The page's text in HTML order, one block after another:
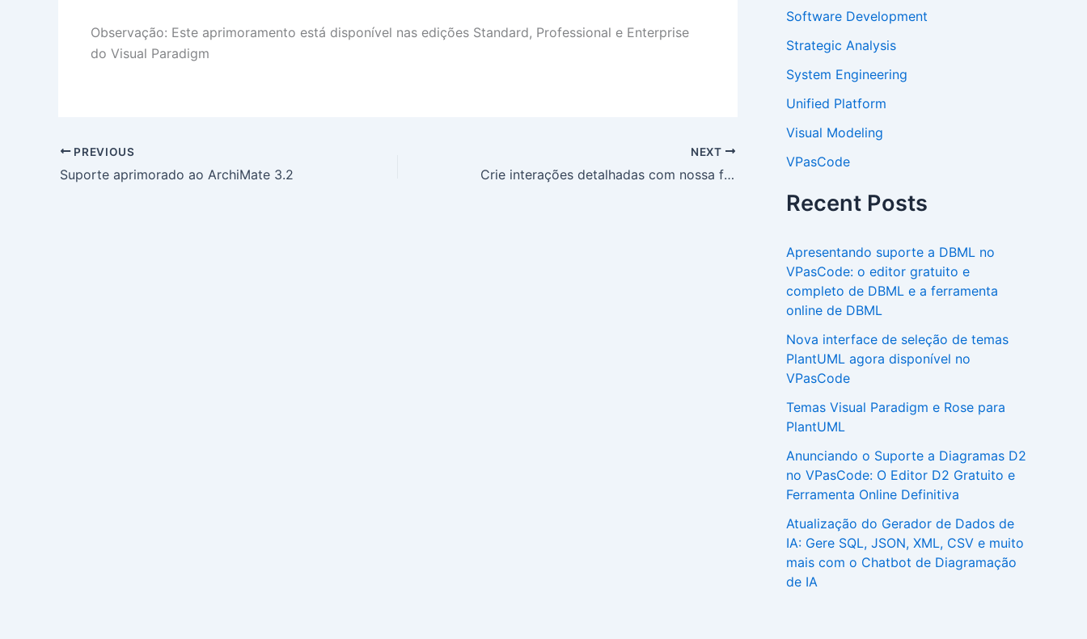
Observação: Este aprimoramento está disponível nas edições Standard, Professional e Enterprise
do Visual Paradigm
PREVIOUS
Suporte aprimorado ao ArchiMate 3.2
NEXT
Crie interações detalhadas com nossa ferramenta gratuita de aprimoramento de diagramas de sequência com IA
Software Development
Strategic Analysis
System Engineering
Unified Platform
Visual Modeling
VPasCode
Recent Posts
Apresentando suporte a DBML no
VPasCode: o editor gratuito e
completo de DBML e a ferramenta
online de DBML
Nova interface de seleção de temas
PlantUML agora disponível no
VPasCode
Temas Visual Paradigm e Rose para
PlantUML
Anunciando o Suporte a Diagramas D2
no VPasCode: O Editor D2 Gratuito e
Ferramenta Online Definitiva
Atualização do Gerador de Dados de
IA: Gere SQL, JSON, XML, CSV e muito
mais com o Chatbot de Diagramação
de IA